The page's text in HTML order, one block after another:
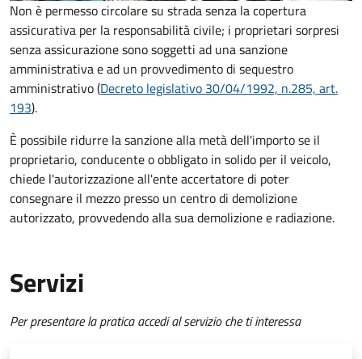
Non è permesso circolare su strada senza la copertura
assicurativa per la responsabilità civile; i proprietari sorpresi
senza assicurazione sono soggetti ad una sanzione
amministrativa e ad un provvedimento di sequestro
amministrativo (Decreto legislativo 30/04/1992, n.285, art.
193).
È possibile ridurre la sanzione alla metà dell'importo se il
proprietario, conducente o obbligato in solido per il veicolo,
chiede l'autorizzazione all'ente accertatore di poter
consegnare il mezzo presso un centro di demolizione
autorizzato, provvedendo alla sua demolizione e radiazione.
Servizi
Per presentare la pratica accedi al servizio che ti interessa